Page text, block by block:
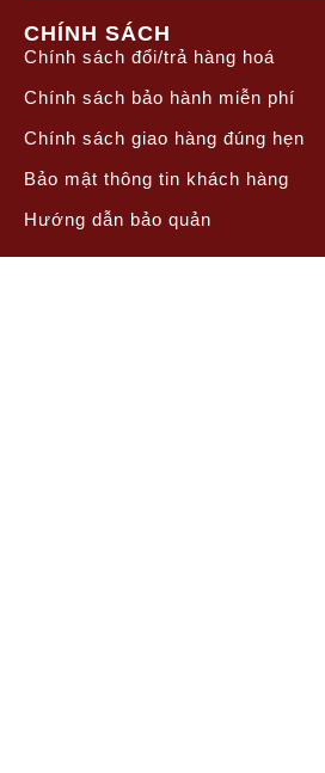
CHÍNH SÁCH
Chính sách đổi/trả hàng hoá
Chính sách bảo hành miễn phí
Chính sách giao hàng đúng hẹn
Bảo mật thông tin khách hàng
Hướng dẫn bảo quản